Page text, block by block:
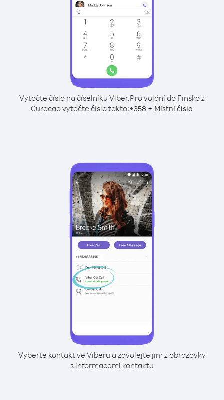
Vytočte číslo na číselníku Viber.Pro volání do Finsko z
Curacao vytočte číslo takto:+358 + Místní číslo
Vyberte kontakt ve Viberu a zavolejte jim z obrazovky
s informacemi kontaktu